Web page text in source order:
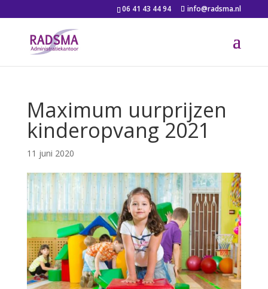
06 41 43 44 94 info@radsma.nl
Maximum uurprijzen
kinderopvang 2021
11 juni 2020